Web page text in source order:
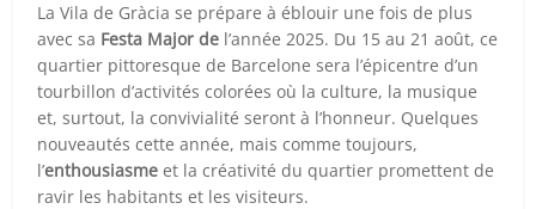
La Vila de Gràcia se prépare à éblouir une fois de plus
avec sa Festa Major de l’année 2025. Du 15 au 21 août, ce
quartier pittoresque de Barcelone sera l’épicentre d’un
tourbillon d’activités colorées où la culture, la musique
et, surtout, la convivialité seront à l’honneur. Quelques
nouveautés cette année, mais comme toujours,
l’enthousiasme et la créativité du quartier promettent de
ravir les habitants et les visiteurs.